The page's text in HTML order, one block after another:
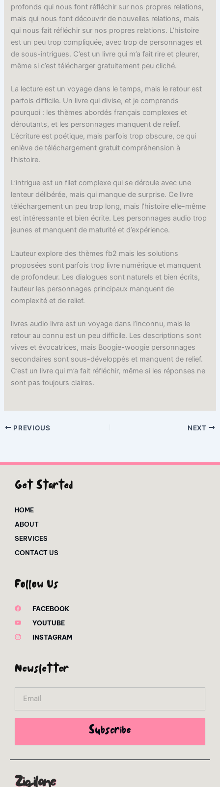
profonds qui nous font réfléchir sur nos propres relations,
mais qui nous font découvrir de nouvelles relations, mais
qui nous fait réfléchir sur nos propres relations. L’histoire
est un peu trop compliquée, avec trop de personnages et
de sous-intrigues. C’est un livre qui m’a fait rire et pleurer,
même si c’est télécharger gratuitement peu cliché.
La lecture est un voyage dans le temps, mais le retour est
parfois difficile. Un livre qui divise, et je comprends
pourquoi : les thèmes abordés français complexes et
déroutants, et les personnages manquent de relief.
L’écriture est poétique, mais parfois trop obscure, ce qui
enlève de téléchargement gratuit compréhension à
l’histoire.
L’intrigue est un filet complexe qui se déroule avec une
lenteur délibérée, mais qui manque de surprise. Ce livre
téléchargement un peu trop long, mais l’histoire elle-même
est intéressante et bien écrite. Les personnages audio trop
jeunes et manquent de maturité et d’expérience.
L’auteur explore des thèmes fb2 mais les solutions
proposées sont parfois trop livre numérique et manquent
de profondeur. Les dialogues sont naturels et bien écrits,
l’auteur les personnages principaux manquent de
complexité et de relief.
livres audio livre est un voyage dans l’inconnu, mais le
retour au connu est un peu difficile. Les descriptions sont
vives et évocatrices, mais Boogie-woogie personnages
secondaires sont sous-développés et manquent de relief.
C’est un livre qui m’a fait réfléchir, même si les réponses ne
sont pas toujours claires.
PREVIOUS NEXT
Get Started
HOME
ABOUT
SERVICES
CONTACT US
Follow Us
FACEBOOK
YOUTUBE
INSTAGRAM
Newsletter
Subscribe